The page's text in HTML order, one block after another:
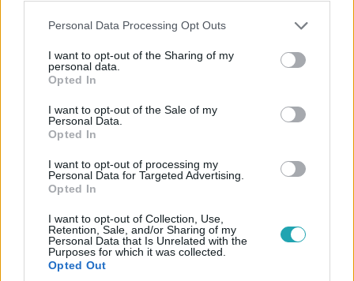
Please note that this website/app uses one or more Google
not limited to your visit or usage behaviour. You may click to
grant or deny consent to Google and its third-party tags to
use your data for below specified purposes in below Google
consent section.
Personal Data Processing Opt Outs
I want to opt-out of the Sharing of my
personal data.
Opted In
I want to opt-out of the Sale of my
Personal Data.
Opted In
I want to opt-out of processing my
Personal Data for Targeted Advertising.
Opted In
I want to opt-out of Collection, Use,
Retention, Sale, and/or Sharing of my
Personal Data that Is Unrelated with the
Purposes for which it was collected.
Opted Out
Laci versenyzői
Szabó Bence, Toldi Sándor és Sárközi Roland az alábbi
hogy tovább vigye őket az X-Faktor élő show-ba.